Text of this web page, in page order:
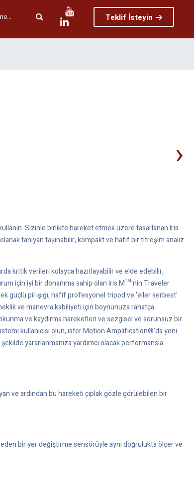
Teklif İsteyin
›
Sizinle birlikte hareket etmek üzere tasarlanan Iris
tanıyan taşınabilir, kompakt ve hafif bir titreşim analiz
kritik verileri kolayca hazırlayabilir ve elde edebilir,
için iyi bir donanıma sahip olan Iris M™'nin Traveler
güçlü pil ışığı, hafif profesyonel tripod ve 'eller serbest'
ve manevra kabiliyeti için boynunuza rahatça
ve kaydırma hareketleri ve sezgisel ve sorunsuz bir
kullanıcısı olun, ister Motion Amplification®'da yeni
yararlanmanıza yardımcı olacak performansla
ve ardından bu hareketi çıplak gözle görülebilen bir
bir yer değiştirme sensörüyle aynı doğrulukta ölçer ve